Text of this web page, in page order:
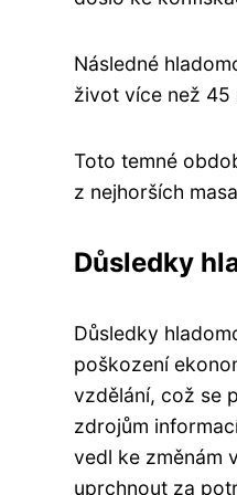
Následné
život více než 45
Toto temné
z nejhorších
Důsledky
Důsledky
poškození
vzdělání, což se
zdrojům
vedl ke změnám
uprchnout za